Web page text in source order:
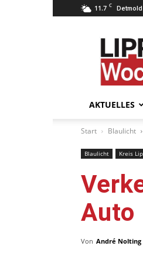
11.7 C Detmold
AKTUELLES
Start Blaulicht
Blaulicht Kreis
Auto
Von André Nolting